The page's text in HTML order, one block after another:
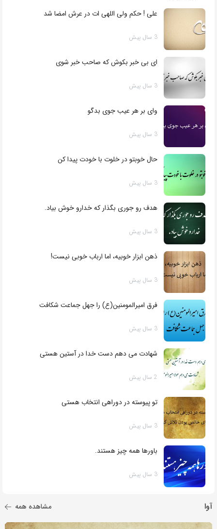
علی ! حکم ولی اللهی‌ ات در عرش امضا شد
3 سال پیش
ای بی خبر بکوش که صاحب خبر شوی
3 سال پیش
وای بر هر عیب جوی بدگو
3 سال پیش
حال خوبتو در خلوت با خودت پیدا کن
3 سال پیش
هدف رو جوری بگذار که خدارو خوش بیاد.
3 سال پیش
ذهن ابزار خوبیه، اما ارباب خوبی نیست!
3 سال پیش
فرق امیرالمومنین(ع) را جهل جماعت شکافت
3 سال پیش
شهادت می دهم دست خدا در آستین هستی
2 سال پیش
تو پیوسته در دوراهی انتخاب هستی
3 سال پیش
باورها همه چیز هستند.
3 سال پیش
آوا مشاهده همه